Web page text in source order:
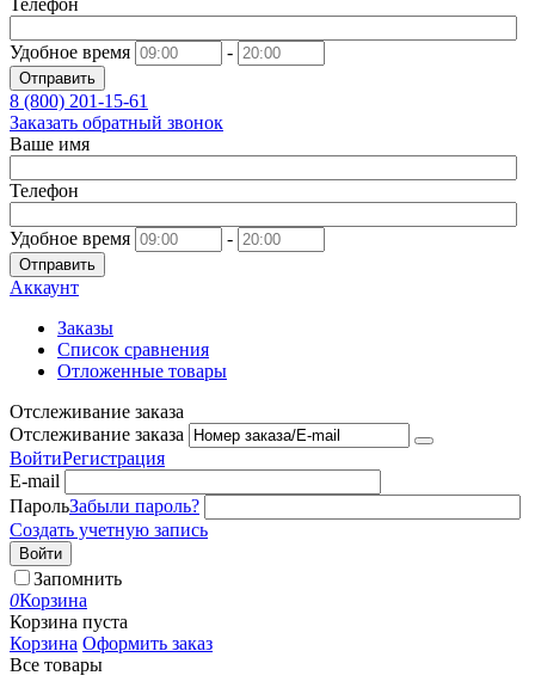
Телефон
Удобное время -
Отправить
8 (800) 201-15-61
Заказать обратный звонок
Ваше имя
Телефон
Удобное время -
Отправить
Аккаунт
Заказы
Список сравнения
Отложенные товары
Отслеживание заказа
Отслеживание заказа
ВойтиРегистрация
E-mail
ПарольЗабыли пароль?
Создать учетную запись
Войти
Запомнить
0Корзина
Корзина пуста
Корзина Оформить заказ
Все товары